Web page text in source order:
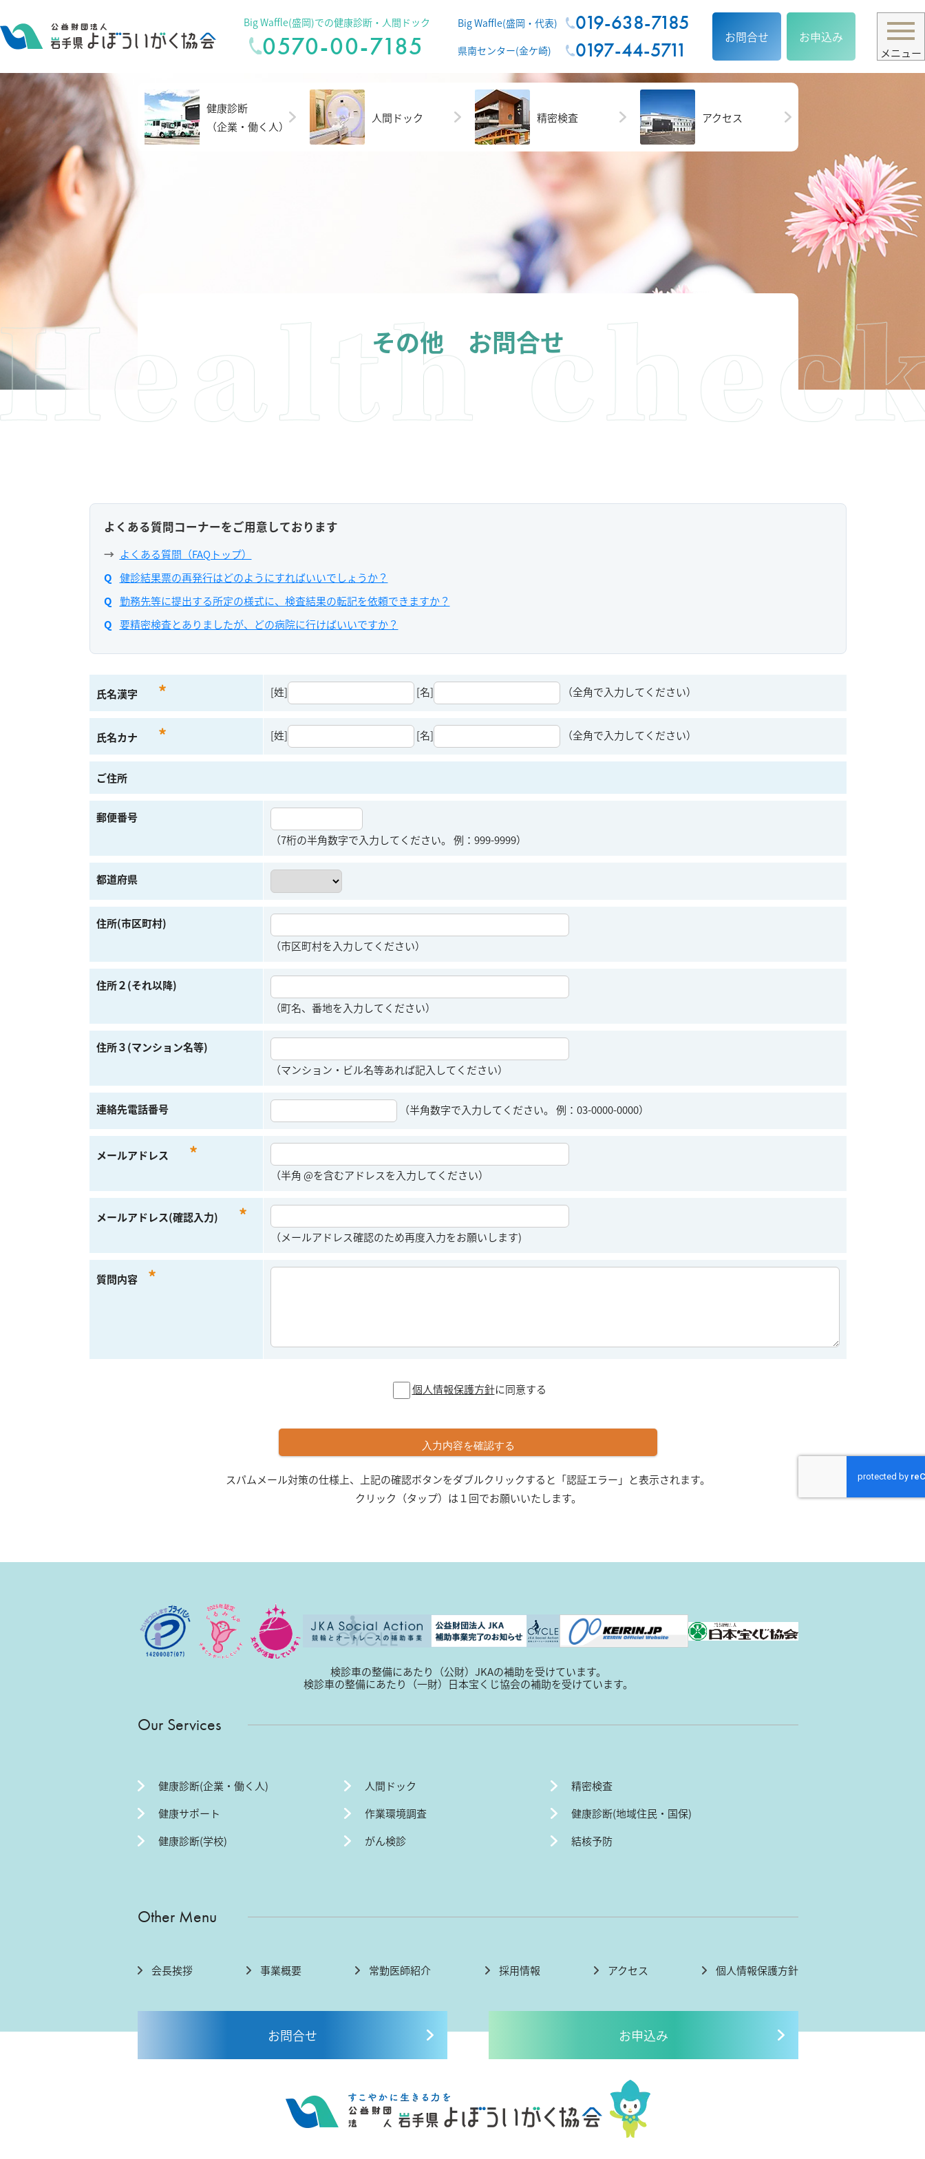
Big Waffle(盛岡)での健康診断・人間ドック
0570-00-7185
Big Waffle(盛岡・代表) 019-638-7185
県南センター(金ケ崎) 0197-44-5711
お問合せ お申込み
メニュー
健康診断
（企業・働く人）
人間ドック 精密検査 アクセス
その他 お問合せ
よくある質問コーナーをご用意しております
よくある質問（FAQトップ）
健診結果票の再発行はどのようにすればいいでしょうか？
勤務先等に提出する所定の様式に、検査結果の転記を依頼できますか？
要精密検査とありましたが、どの病院に行けばいいですか？
氏名漢字 * [姓] [名] （全角で入力してください）
氏名カナ * [姓] [名] （全角で入力してください）
ご住所
郵便番号
（7桁の半角数字で入力してください。 例：999-9999）
都道府県
住所(市区町村)
（市区町村を入力してください）
住所２(それ以降)
（町名、番地を入力してください）
住所３(マンション名等)
（マンション・ビル名等あれば記入してください）
連絡先電話番号 （半角数字で入力してください。 例：03-0000-0000）
メールアドレス *
（半角 @を含むアドレスを入力してください）
メールアドレス(確認入力) *
（メールアドレス確認のため再度入力をお願いします)
質問内容 *
個人情報保護方針に同意する
検診車の整備にあたり（公財）JKAの補助を受けています。
検診車の整備にあたり（一財）日本宝くじ協会の補助を受けています。
Our Services
健康診断(企業・働く人) 人間ドック
精密検査
健康サポート
作業環境調査
健康診断(地域住民・国保)
健康診断(学校)
がん検診 結核予防
Other Menu
会長挨拶 事業概要 常勤医師紹介 採用情報 アクセス 個人情報保護方針
お問合せ お申込み